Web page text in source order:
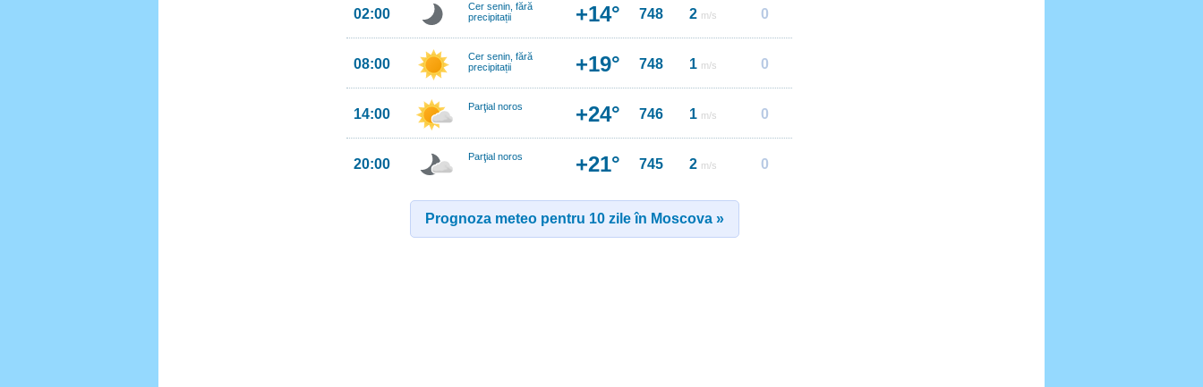
02:00
Cer senin, fără
precipitații
+14° 748 2 m/s 0
08:00
Cer senin, fără
precipitații
+19° 748 1 m/s 0
14:00 Parţial noros +24° 746 1 m/s 0
20:00 Parţial noros +21° 745 2 m/s 0
Prognoza meteo pentru 10 zile în Moscova »